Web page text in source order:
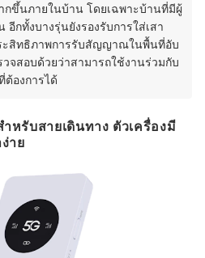
ขึ้นภายในบ้าน โดยเฉพาะบ้านที่มีผู้
กทั้งบางรุ่นยังรองรับการใส่เสา
ะสิทธิภาพการรับสัญญาณในพื้นที่อับ
สอบด้วยว่าสามารถใช้งานร่วมกับ
ต้องการได้
หรับสายเดินทาง ตัวเครื่องมี
าย